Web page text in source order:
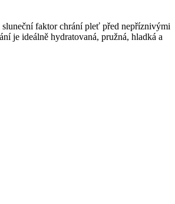
faktor chrání pleť před nepříznivými
je ideálně hydratovaná, pružná, hladká a